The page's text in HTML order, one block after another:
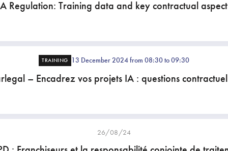
Regulation: Training data and key contractual
TRAINING 13 December 2024 from 08:30 to 09:30
– Encadrez vos projets IA : questions
26/08/24